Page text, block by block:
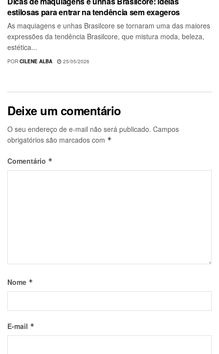
estilosas para entrar na tendência sem exageros
As maquiagens e unhas Brasilcore se tornaram uma das maiores
expressões da tendência Brasilcore, que mistura moda, beleza,
estética...
POR CILENE ALBA 25/05/2026
Deixe um comentário
O seu endereço de e-mail não será publicado. Campos
obrigatórios são marcados com *
Comentário *
Nome *
E-mail *